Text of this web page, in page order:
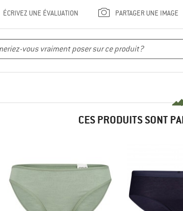
ÉCRIVEZ UNE ÉVALUATION PARTAGER UNE IMAGE
CES PRODUITS SONT